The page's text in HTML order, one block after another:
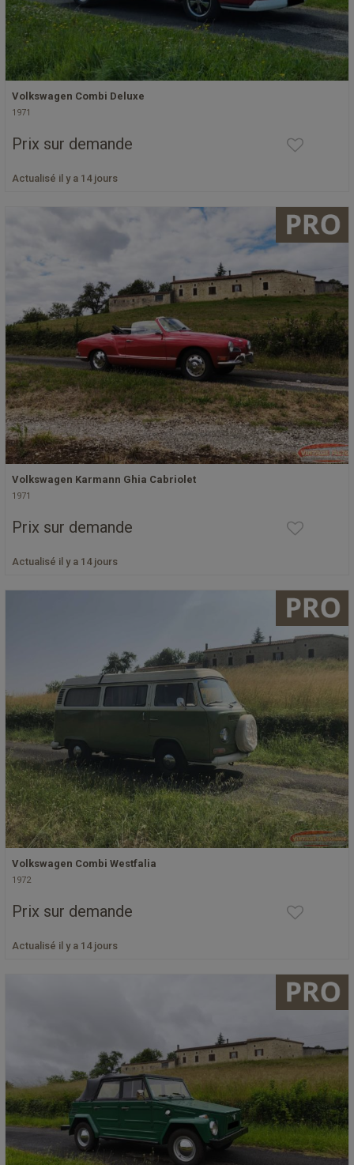
Volkswagen Combi Deluxe
1971
Prix sur demande
Actualisé il y a 14 jours
Volkswagen Karmann Ghia Cabriolet
1971
Prix sur demande
Actualisé il y a 14 jours
Volkswagen Combi Westfalia
1972
Prix sur demande
Actualisé il y a 14 jours